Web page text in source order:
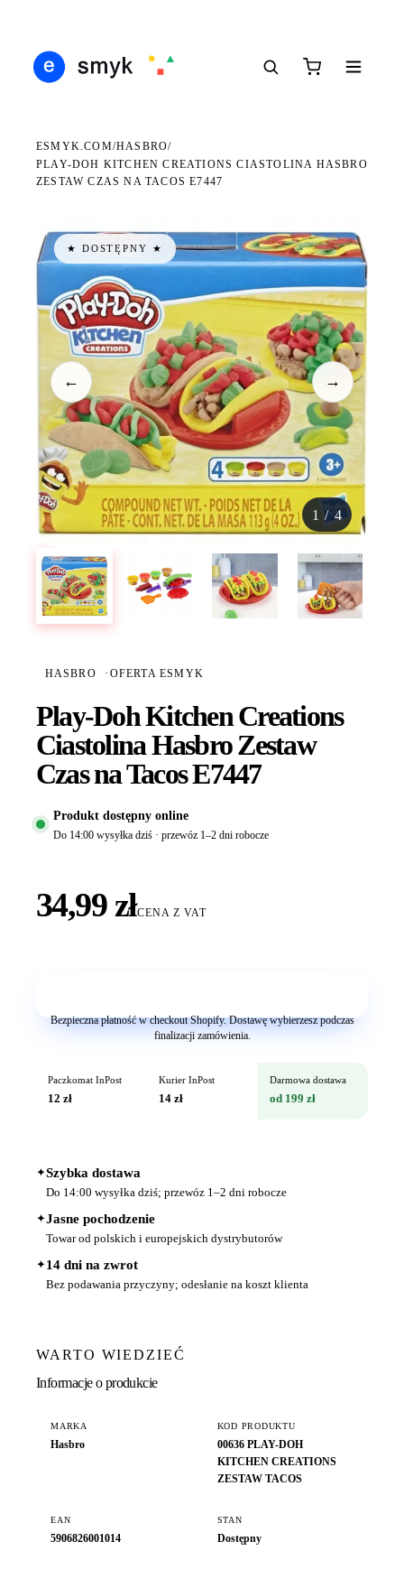
ESMYK.COM/HASBRO/
PLAY-DOH KITCHEN CREATIONS CIASTOLINA HASBRO
ZESTAW CZAS NA TACOS E7447
★ DOSTĘPNY ★
← →
1 / 4
HASBRO · OFERTA ESMYK
Play-Doh Kitchen Creations
Ciastolina Hasbro Zestaw
Czas na Tacos E7447
Produkt dostępny online
Do 14:00 wysyłka dziś · przewóz 1–2 dni robocze
34,99 złCENA Z VAT
Bezpieczna płatność w checkout Shopify. Dostawę wybierzesz podczas
finalizacji zamówienia.
Paczkomat InPost
12 zł
Kurier InPost
14 zł
Darmowa dostawa
od 199 zł
✦Szybka dostawa
Do 14:00 wysyłka dziś; przewóz 1–2 dni robocze
✦Jasne pochodzenie
Towar od polskich i europejskich dystrybutorów
✦14 dni na zwrot
Bez podawania przyczyny; odesłanie na koszt klienta
WARTO WIEDZIEĆ
Informacje o produkcie
MARKA
Hasbro
KOD PRODUKTU
00636 PLAY-DOH
KITCHEN CREATIONS
ZESTAW TACOS
EAN
5906826001014
STAN
Dostępny